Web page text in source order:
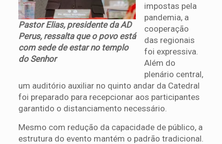
Pastor Elias, presidente da AD
Perus, ressalta que o povo está
com sede de estar no templo
do Senhor
impostas pela
pandemia, a
cooperação
das regionais
foi expressiva.
Além do
plenário central,
um auditório auxiliar no quinto andar da Catedral
foi preparado para recepcionar aos participantes
garantido o distanciamento necessário.
Mesmo com redução da capacidade de público, a
estrutura do evento mantém o padrão tradicional.